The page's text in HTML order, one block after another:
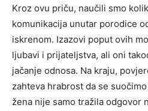
Kroz ovu priču, naučili smo
komunikacija unutar porodice
iskrenom. Izazovi poput ovih
ljubavi i prijateljstva, ali oni
jačanje odnosa. Na kraju,
zahteva hrabrost da se
žena nije samo tražila odgovor